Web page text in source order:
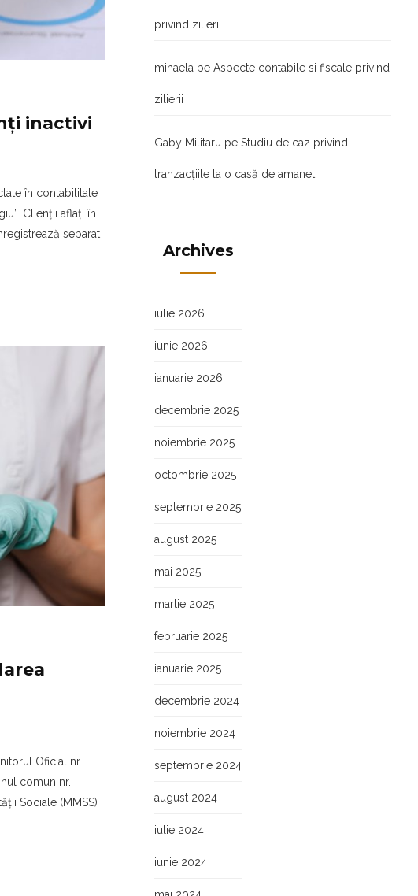
inactivi
în contabilitate
Clienții aflați în
separat
Oficial nr.
comun nr.
Sociale (MMSS)
privind zilierii
mihaela pe Aspecte contabile si fiscale privind
zilierii
Gaby Militaru pe Studiu de caz privind
tranzacţiile la o casă de amanet
Archives
iulie 2026
iunie 2026
ianuarie 2026
decembrie 2025
noiembrie 2025
octombrie 2025
septembrie 2025
august 2025
mai 2025
martie 2025
februarie 2025
ianuarie 2025
decembrie 2024
noiembrie 2024
septembrie 2024
august 2024
iulie 2024
iunie 2024